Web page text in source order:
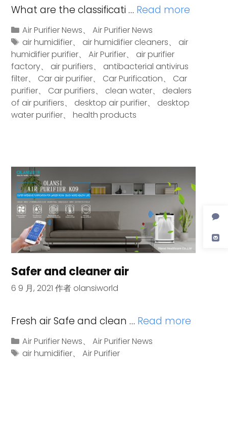
What are the classificati … Read more
Air Purifier News、Air Purifier News
air humidifier、 air humidifier cleaners、 air
humidifier purifier、 Air Purifier、 air purifier
factory、 air purifiers、 antibacterial antivirus
filter、 Car air purifier、 Car Purification、 Car
purifier、 Car purifiers、 clean water、 dealers
of air purifiers、 desktop air purifier、 desktop
water purifier、 health products
Safer and cleaner air
6 9 月, 2021 作者 olansiworld
Fresh air Safe and clean … Read more
Air Purifier News、Air Purifier News
air humidifier、Air Purifier